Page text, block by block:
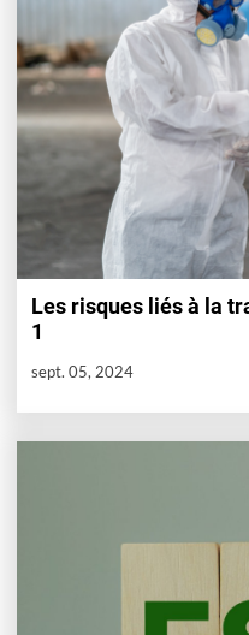
Les risques liés à la
1
sept. 05, 2024